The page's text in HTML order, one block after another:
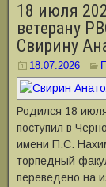
18 июля
ветерану
Свирину
18.07.2026
Родился 18
поступил в
имени П.С.
торпедный
переведено на